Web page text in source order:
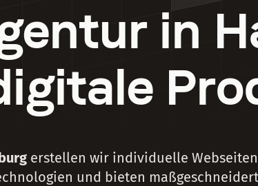
in
erstellen wir individuelle
und bieten